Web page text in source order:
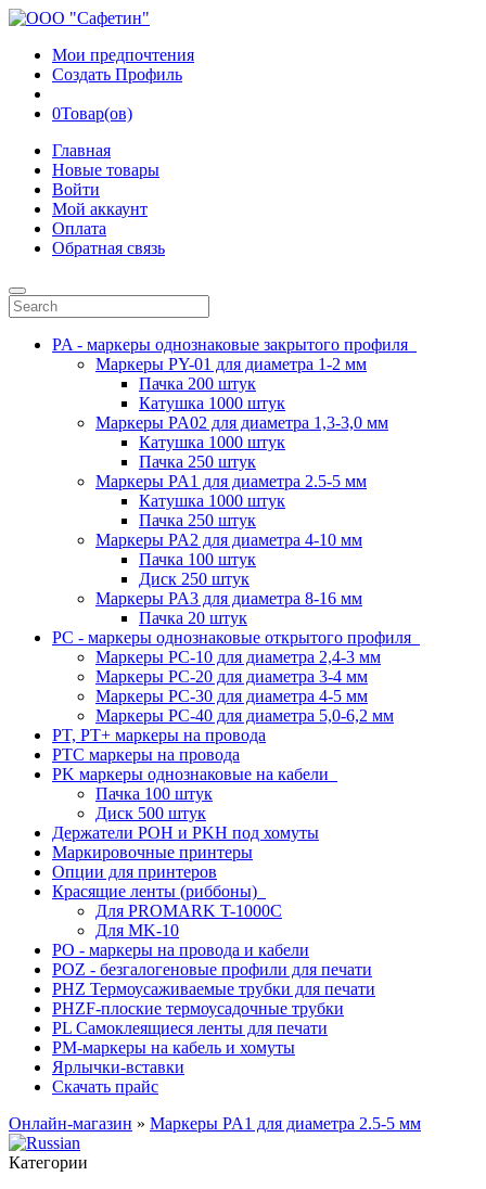
Мои предпочтения
Создать Профиль
0Товар(ов)
Главная
Новые товары
Войти
Мой аккаунт
Оплата
Обратная связь
PA - маркеры однознаковые закрытого профиля
Маркеры PY-01 для диаметра 1-2 мм
Пачка 200 штук
Катушка 1000 штук
Маркеры PA02 для диаметра 1,3-3,0 мм
Катушка 1000 штук
Пачка 250 штук
Маркеры PA1 для диаметра 2.5-5 мм
Катушка 1000 штук
Пачка 250 штук
Маркеры PA2 для диаметра 4-10 мм
Пачка 100 штук
Диск 250 штук
Маркеры PA3 для диаметра 8-16 мм
Пачка 20 штук
PC - маркеры однознаковые открытого профиля
Маркеры PC-10 для диаметра 2,4-3 мм
Маркеры PC-20 для диаметра 3-4 мм
Маркеры PC-30 для диаметра 4-5 мм
Маркеры PC-40 для диаметра 5,0-6,2 мм
PT, PT+ маркеры на провода
PTC маркеры на провода
PK маркеры однознаковые на кабели
Пачка 100 штук
Диск 500 штук
Держатели POH и PKH под хомуты
Маркировочные принтеры
Опции для принтеров
Красящие ленты (риббоны)
Для PROMARK T-1000C
Для MK-10
PO - маркеры на провода и кабели
POZ - безгалогеновые профили для печати
PHZ Термоусаживаемые трубки для печати
PHZF-плоские термоусадочные трубки
PL Самоклеящиеся ленты для печати
PM-маркеры на кабель и хомуты
Ярлычки-вставки
Скачать прайс
Онлайн-магазин » Маркеры PA1 для диаметра 2.5-5 мм
Категории